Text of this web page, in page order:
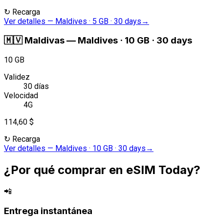
↻ Recarga
Ver detalles — Maldives · 5 GB · 30 days →
🇲🇻 Maldivas— Maldives · 10 GB · 30 days
10 GB
Validez
30 días
Velocidad
4G
114,60 $
↻ Recarga
Ver detalles — Maldives · 10 GB · 30 days →
¿Por qué comprar en eSIM Today?
📲
Entrega instantánea